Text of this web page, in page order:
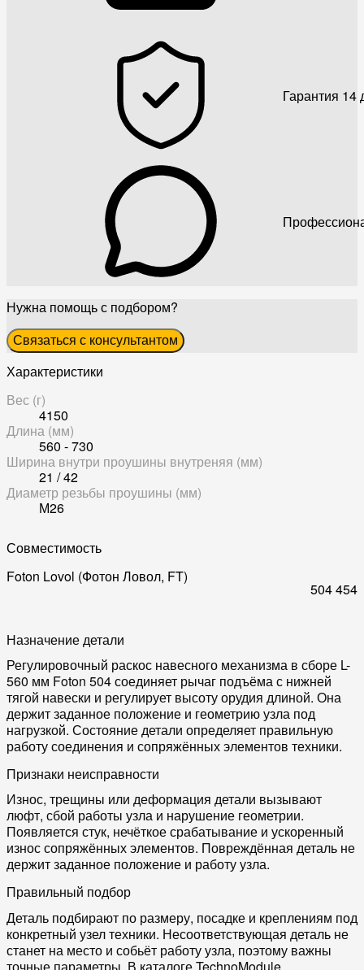
Гарантия 14
Нужна помощь с подбором?
Связаться с консультантом
Характеристики
Вес (г)
4150
Длина (мм)
560 - 730
Ширина внутри проушины внутреняя (мм)
21 / 42
Диаметр резьбы проушины (мм)
М26
Совместимость
Foton Lovol (Фотон Ловол, FT)
504454
Назначение детали
Регулировочный раскос навесного механизма в сборе L-
560 мм Foton 504 соединяет рычаг подъёма с нижней
тягой навески и регулирует высоту орудия длиной. Она
держит заданное положение и геометрию узла под
нагрузкой. Состояние детали определяет правильную
работу соединения и сопряжённых элементов техники.
Признаки неисправности
Износ, трещины или деформация детали вызывают
люфт, сбой работы узла и нарушение геометрии.
Появляется стук, нечёткое срабатывание и ускоренный
износ сопряжённых элементов. Повреждённая деталь не
держит заданное положение и работу узла.
Правильный подбор
Деталь подбирают по размеру, посадке и креплениям под
конкретный узел техники. Несоответствующая деталь не
станет на место и собьёт работу узла, поэтому важны
точные параметры. В каталоге TechnoModule